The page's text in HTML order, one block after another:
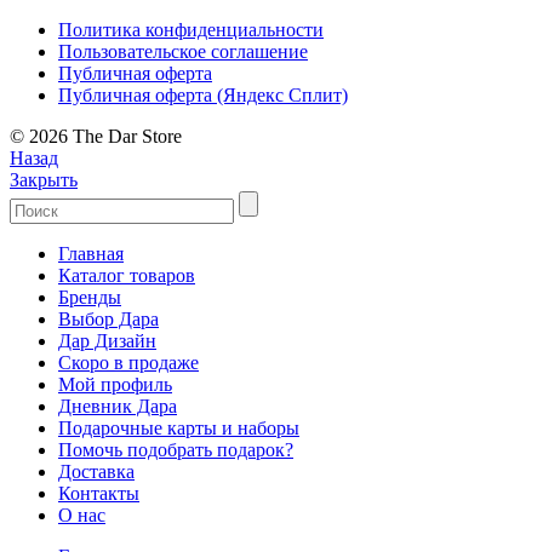
Политика конфиденциальности
Пользовательское соглашение
Публичная оферта
Публичная оферта (Яндекс Сплит)
© 2026 The Dar Store
Назад
Закрыть
Главная
Каталог товаров
Бренды
Выбор Дара
Дар Дизайн
Скоро в продаже
Мой профиль
Дневник Дара
Подарочные карты и наборы
Помочь подобрать подарок?
Доставка
Контакты
О нас